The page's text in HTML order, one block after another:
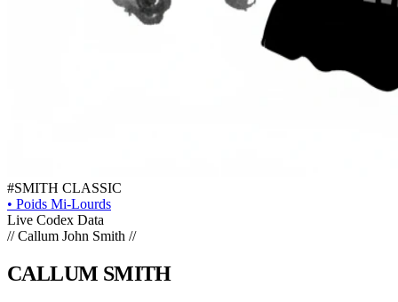
#SMITH CLASSIC
• Poids Mi-Lourds
Live Codex Data
// Callum John Smith //
CALLUM SMITH